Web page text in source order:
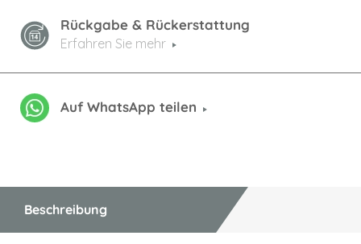
Rückgabe & Rückerstattung
Erfahren Sie mehr
Auf WhatsApp teilen
Beschreibung